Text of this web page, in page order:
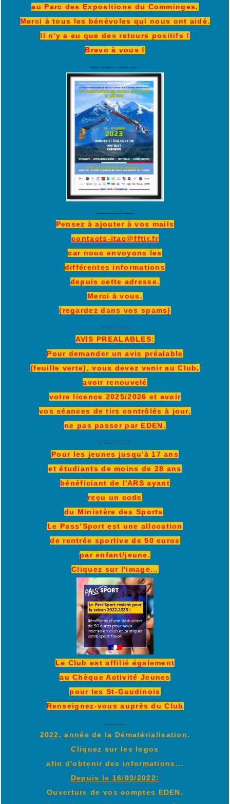
au Parc des Expositions du Comminges,
Merci à tous les bénévoles qui nous ont aidé.
Il n'y a eu que des retours positifs !
Bravo à vous !
Pensez à ajouter à vos mails
contacts-itac@fftir.fr
car nous envoyons les
différentes informations
depuis cette adresse.
Merci à vous.
(regardez dans vos spams)
AVIS PREALABLES:
Pour demander un avis préalable
(feuille verte), vous devez venir au Club,
avoir renouvelé
votre licence 2025/2026 et avoir
vos séances de tirs contrôlés à jour,
ne pas passer par EDEN.
Pour les jeunes jusqu'à 17 ans
et étudiants de moins de 28 ans
bénéficiant de l'ARS ayant
reçu un code
du Ministère des Sports .
Le Pass’Sport est une allocation
de rentrée sportive de 50 euros
par enfant/jeune.
Cliquez sur l'image...
Le Club est affilié également
au Chèque Activité Jeunes
pour les St-Gaudinois
Renseignez-vous auprès du Club
2022, année de la Dématérialisation.
Cliquez sur les logos
afin d'obtenir des informations...
Depuis le 16/03/2022:
Ouverture de vos comptes EDEN.